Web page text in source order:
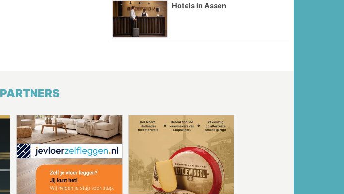
Hotels in Assen
PARTNERS